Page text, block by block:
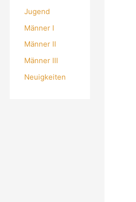
Jugend
Männer I
Männer II
Männer III
Neuigkeiten